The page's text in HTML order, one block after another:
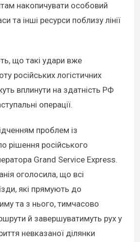
накопичувати особовий
та інші ресурси поблизу лінії
що такі удари вже
російських логістичних
вплинути на здатність РФ
операції.
проблем із
рішення російського
Grand Service Express.
оголосила, що всі
які прямують до
та з нього, тимчасово
й завершуватимуть рух у
невказаної ділянки